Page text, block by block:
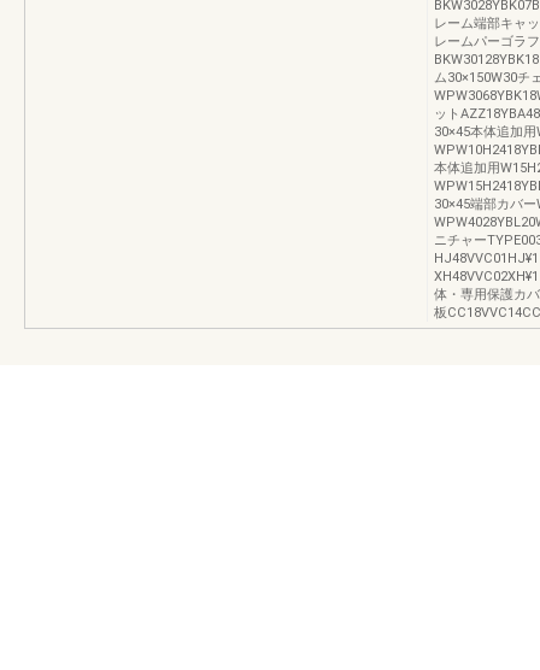
レーム端部キャ
レームパーゴラ
ム30×150W30チ
ット
30×45本体追加
本体追加用
30×45端部カバ
ニチャー
体・専用保護カ
板